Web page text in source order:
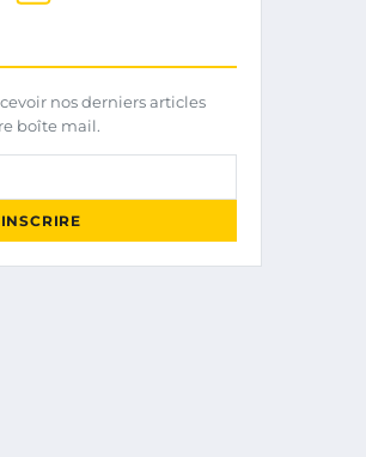
nos derniers articles
boîte mail.